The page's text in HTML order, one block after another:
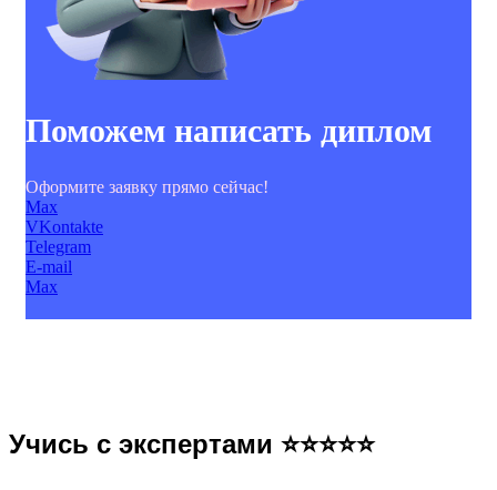
Поможем написать диплом
Оформите заявку прямо сейчас!
Max
VKontakte
Telegram
E-mail
Max
Учись с экспертами ⭐⭐⭐⭐⭐